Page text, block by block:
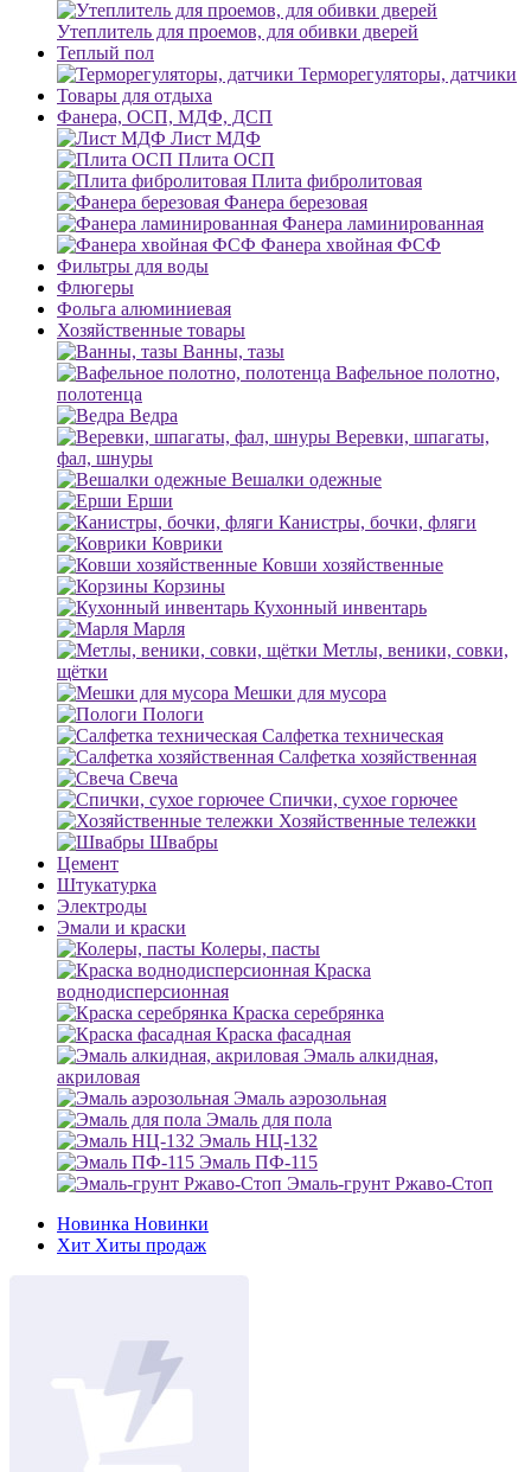
Утеплитель для проемов, для обивки дверей
Теплый пол
Терморегуляторы, датчики
Товары для отдыха
Фанера, ОСП, МДФ, ДСП
Лист МДФ
Плита ОСП
Плита фибролитовая
Фанера березовая
Фанера ламинированная
Фанера хвойная ФСФ
Фильтры для воды
Флюгеры
Фольга алюминиевая
Хозяйственные товары
Ванны, тазы
Вафельное полотно,
полотенца
Ведра
Веревки, шпагаты,
фал, шнуры
Вешалки одежные
Ерши
Канистры, бочки, фляги
Коврики
Ковши хозяйственные
Корзины
Кухонный инвентарь
Марля
Метлы, веники, совки,
щётки
Мешки для мусора
Пологи
Салфетка техническая
Салфетка хозяйственная
Свеча
Спички, сухое горючее
Хозяйственные тележки
Швабры
Цемент
Штукатурка
Электроды
Эмали и краски
Колеры, пасты
Краска
воднодисперсионная
Краска серебрянка
Краска фасадная
Эмаль алкидная,
акриловая
Эмаль аэрозольная
Эмаль для пола
Эмаль НЦ-132
Эмаль ПФ-115
Эмаль-грунт Ржаво-Стоп
Новинка Новинки
Хит Хиты продаж